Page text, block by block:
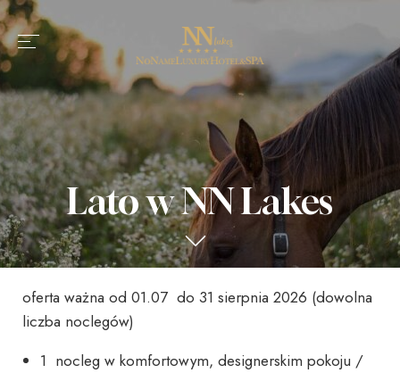
Lato w NN Lakes
oferta ważna od 01.07 do 31 sierpnia 2026 (dowolna
liczba noclegów)
1 nocleg w komfortowym, designerskim pokoju /